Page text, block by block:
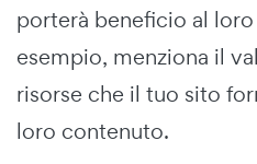
porterà beneficio al
esempio, menziona il
risorse che il tuo sito
loro contenuto.